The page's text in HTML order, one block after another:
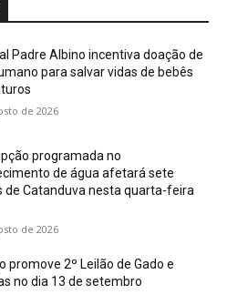
Padre Albino incentiva doação de
para salvar vidas de bebês
de 2026
programada no
de água afetará sete
de Catanduva nesta quarta-feira
de 2026
promove 2º Leilão de Gado e
no dia 13 de setembro